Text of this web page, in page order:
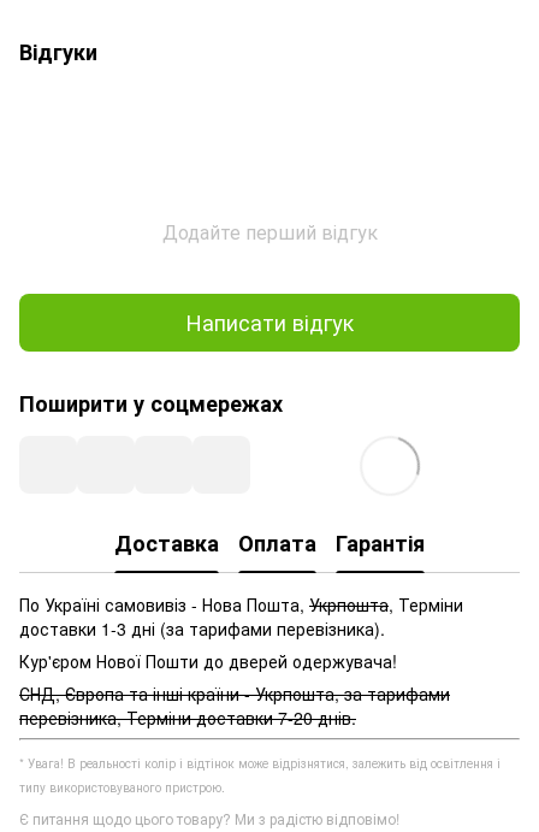
Відгуки
Додайте перший відгук
Написати відгук
Поширити у соцмережах
Доставка Оплата Гарантія
По Україні самовивіз - Нова Пошта, Укрпошта, Терміни
доставки 1-3 дні (за тарифами перевізника).
Кур'єром Нової Пошти до дверей одержувача!
СНД, Європа та інші країни - Укрпошта, за тарифами
перевізника, Терміни доставки 7-20 днів.
* Увага! В реальності колір і відтінок може відрізнятися, залежить від освітлення і
типу використовуваного пристрою.
Є питання щодо цього товару? Ми з радістю відповімо!